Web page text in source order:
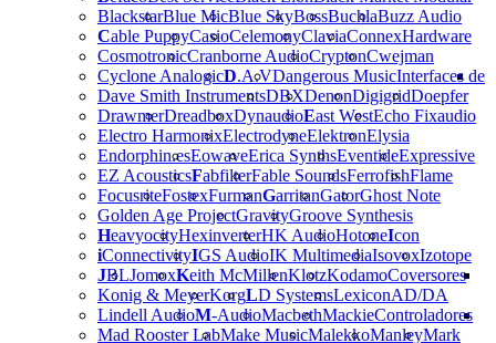
BlackstarBlue MicBlue SkyBossBuchlaBuzz Audio
Cable PuppyCasioCelemonyClaviaConnex
CosmotronicCranborne AudioCryptonCwejman
Cyclone AnalogicD.A.VDangerous Music
Dave Smith InstrumentsDBXDenonDigigridDoepfer
DrawmerDreadboxDynaudioEast WestEcho Fix
Electro HarmonixElectrodyneElektronElysia
Endorphin.esEowaveErica SynthsEventideExpressive
EZ AcousticsFabfilterFable SoundsFerrofishFlame
FocusriteFostexFurmanGarritanGatorGhost Note
Golden Age ProjectGravityGroove Synthesis
HeavyocityHexinverterHK AudioHotoneIcon
iConnectivityIGS AudioIK MultimediaIsovoxIzotope
JBLJomoxKeith McMillenKlotzKodamo
Konig & MeyerKorgLD SystemsLexicon
Lindell AudioM-AudioMacbethMackie
Mad Rooster LabMake MusicMalekkoManleyMark
Hardware
Interfaces de
audio
Coversores
AD/DA
Controladores